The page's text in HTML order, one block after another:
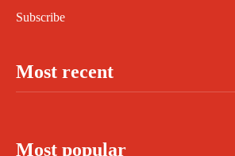
Subscribe
Most recent
Most popular